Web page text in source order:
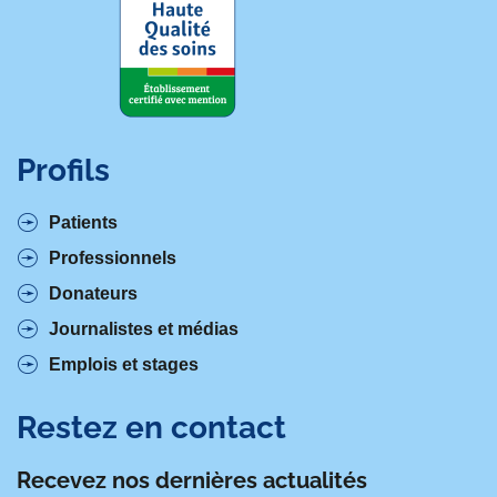
Profils
Patients
Professionnels
Donateurs
Journalistes et médias
Emplois et stages
Restez en contact
Recevez nos dernières actualités